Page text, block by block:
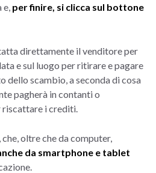
per finire, si clicca sul bottone
direttamente il venditore per
e sul luogo per ritirare e pagare
dello scambio, a seconda di cosa
pagherà in contanti o
i crediti.
oltre che da computer,
da smartphone e tablet